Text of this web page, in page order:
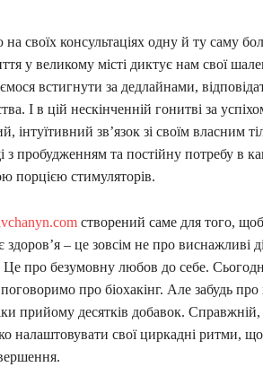
своїх консультаціях одну й ту саму
у великому місті диктує нам свої
встигнути за дедлайнами,
І в цій нескінченній гонитві за
інтуїтивний зв’язок зі своїм власним
з пробудженням та постійну потребу в
порцією стимуляторів.
створений саме для того,
здоров’я – це зовсім не про виснажливі
про безумовну любов до себе.
про біохакінг. Але забудь про
прийому десятків добавок.
налаштовувати свої циркадні ритми,